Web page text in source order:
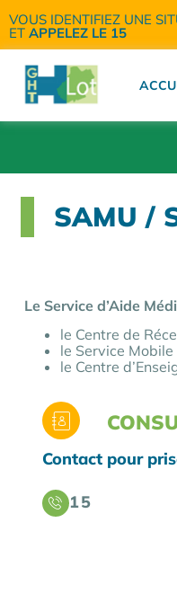
VOUS IDENTIFIEZ UNE
ET APPELEZ LE 15
SAMU /
Le Service d’Aide
le Centre de
le Service Mobile
le Centre
Contact pour
15